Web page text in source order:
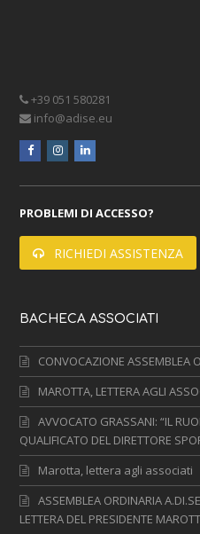
+39 051 580281
info@adise.eu
facebookinstagramlinkedin
PROBLEMI DI ACCESSO?
RICHIEDI ASSISTENZA
BACHECA ASSOCIATI
CONVOCAZIONE ASSEMBLEA
MAROTTA, LETTERA AGLI
AVVOCATO GRASSANI: “IL
QUALIFICATO DEL DIRETTORE
Marotta, lettera agli associati
ASSEMBLEA ORDINARIA
LETTERA DEL PRESIDENTE